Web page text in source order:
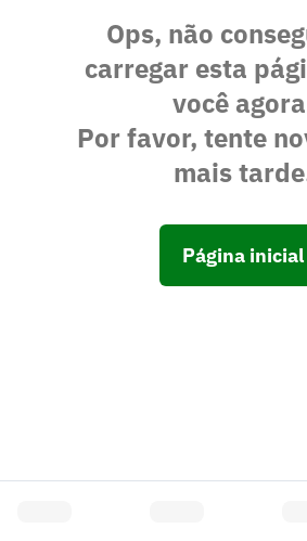
Ops, não
carregar esta
você
Por favor, tente
mais
Página inicial